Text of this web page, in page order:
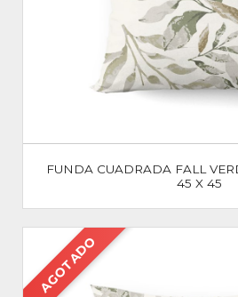
FUNDA CUADRADA FALL
45 X 45
AGOTADO